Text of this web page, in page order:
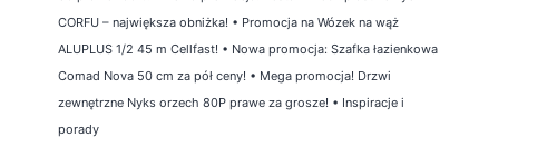
CORFU – największa obniżka! • Promocja na Wózek na wąż
ALUPLUS 1/2 45 m Cellfast! • Nowa promocja: Szafka łazienkowa
Comad Nova 50 cm za pół ceny! • Mega promocja! Drzwi
zewnętrzne Nyks orzech 80P prawe za grosze! • Inspiracje i
porady